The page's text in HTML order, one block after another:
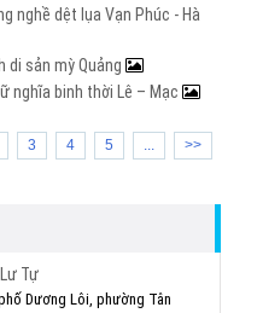
nghề dệt lụa Vạn Phúc - Hà
di sản mỳ Quảng
nghĩa binh thời Lê – Mạc
3 4 5 ... >>
Tự
Dương Lôi, phường Tân